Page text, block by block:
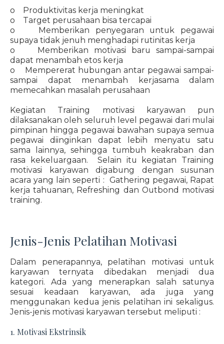
o Produktivitas kerja meningkat
o Target perusahaan bisa tercapai
o Memberikan penyegaran untuk pegawai
supaya tidak jenuh menghadapi rutinitas kerja
o Memberikan motivasi baru sampai-sampai
dapat menambah etos kerja
o Mempererat hubungan antar pegawai sampai-
sampai dapat menambah kerjasama dalam
memecahkan masalah perusahaan
Kegiatan Training motivasi karyawan pun
dilaksanakan oleh seluruh level pegawai dari mulai
pimpinan hingga pegawai bawahan supaya semua
pegawai diinginkan dapat lebih menyatu satu
sama lainnya, sehingga tumbuh keakraban dan
rasa kekeluargaan. Selain itu kegiatan Training
motivasi karyawan digabung dengan susunan
acara yang lain seperti : Gathering pegawai, Rapat
kerja tahuanan, Refreshing dan Outbond motivasi
training.
Jenis-Jenis Pelatihan Motivasi
Dalam penerapannya, pelatihan motivasi untuk
karyawan ternyata dibedakan menjadi dua
kategori. Ada yang menerapkan salah satunya
sesuai keadaan karyawan, ada juga yang
menggunakan kedua jenis pelatihan ini sekaligus.
Jenis-jenis motivasi karyawan tersebut meliputi :
1. Motivasi Ekstrinsik